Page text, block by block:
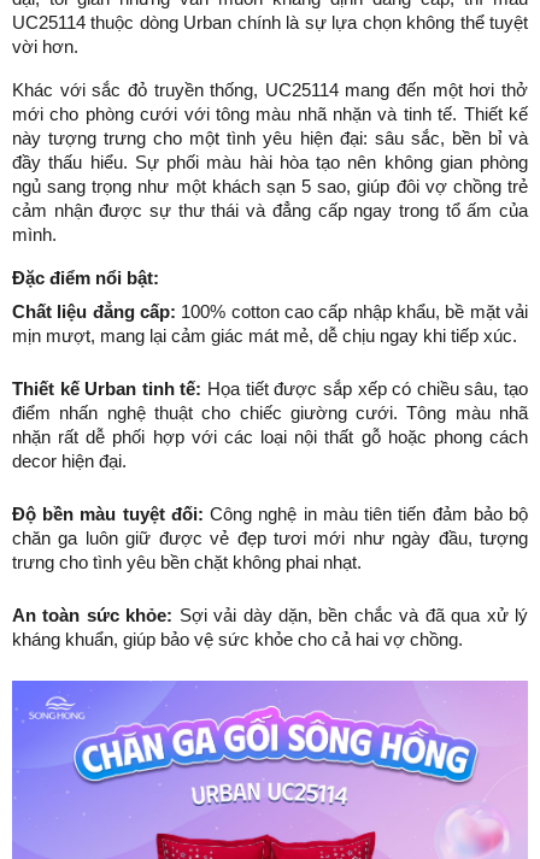
UC25114 thuộc dòng Urban chính là sự lựa chọn không thể tuyệt
vời hơn.
Khác với sắc đỏ truyền thống, UC25114 mang đến một hơi thở
mới cho phòng cưới với tông màu nhã nhặn và tinh tế. Thiết kế
này tượng trưng cho một tình yêu hiện đại: sâu sắc, bền bỉ và
đầy thấu hiểu. Sự phối màu hài hòa tạo nên không gian phòng
ngủ sang trọng như một khách sạn 5 sao, giúp đôi vợ chồng trẻ
cảm nhận được sự thư thái và đẳng cấp ngay trong tổ ấm của
mình.
Đặc điểm nổi bật:
Chất liệu đẳng cấp: 100% cotton cao cấp nhập khẩu, bề mặt vải
mịn mượt, mang lại cảm giác mát mẻ, dễ chịu ngay khi tiếp xúc.
Thiết kế Urban tinh tế: Họa tiết được sắp xếp có chiều sâu, tạo
điểm nhấn nghệ thuật cho chiếc giường cưới. Tông màu nhã
nhặn rất dễ phối hợp với các loại nội thất gỗ hoặc phong cách
decor hiện đại.
Độ bền màu tuyệt đối: Công nghệ in màu tiên tiến đảm bảo bộ
chăn ga luôn giữ được vẻ đẹp tươi mới như ngày đầu, tượng
trưng cho tình yêu bền chặt không phai nhạt.
An toàn sức khỏe: Sợi vải dày dặn, bền chắc và đã qua xử lý
kháng khuẩn, giúp bảo vệ sức khỏe cho cả hai vợ chồng.